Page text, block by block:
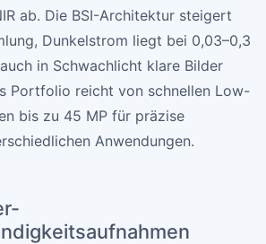
ab. Die BSI-Architektur steigert
Dunkelstrom liegt bei 0,03–0,3
in Schwachlicht klare Bilder
Portfolio reicht von schnellen Low-
bis zu 45 MP für präzise
Anwendungen.